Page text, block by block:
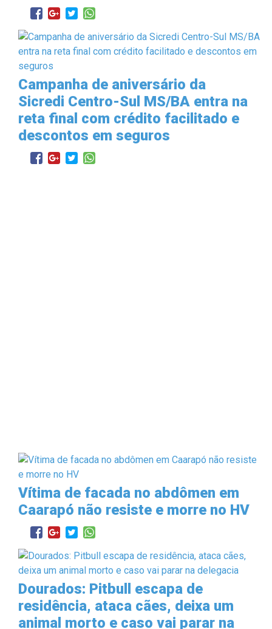
Campanha de aniversário da
Sicredi Centro-Sul MS/BA entra na
reta final com crédito facilitado e
descontos em seguros
Vítima de facada no abdômen em
Caarapó não resiste e morre no HV
Dourados: Pitbull escapa de
residência, ataca cães, deixa um
animal morto e caso vai parar na